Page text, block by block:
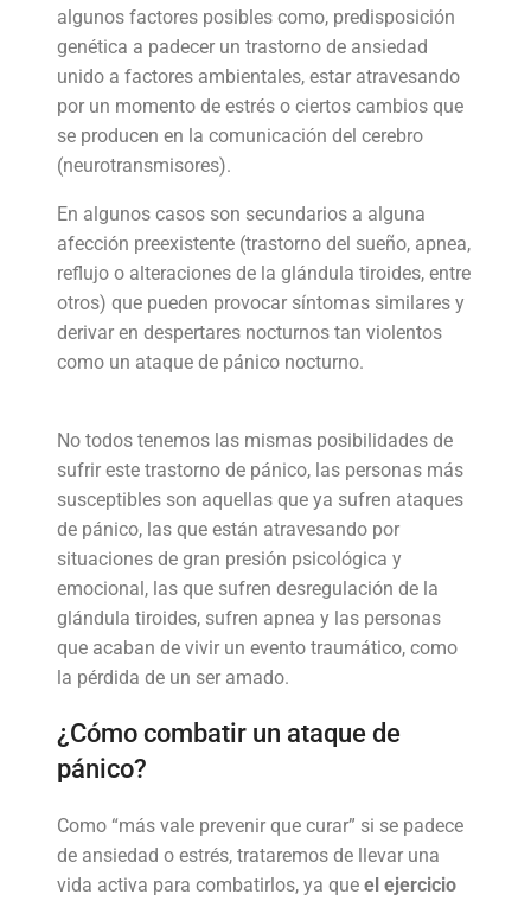
algunos factores posibles como, predisposición
genética a padecer un trastorno de ansiedad
unido a factores ambientales, estar atravesando
por un momento de estrés o ciertos cambios que
se producen en la comunicación del cerebro
(neurotransmisores).
En algunos casos son secundarios a alguna
afección preexistente (trastorno del sueño, apnea,
reflujo o alteraciones de la glándula tiroides, entre
otros) que pueden provocar síntomas similares y
derivar en despertares nocturnos tan violentos
como un ataque de pánico nocturno.
No todos tenemos las mismas posibilidades de
sufrir este trastorno de pánico, las personas más
susceptibles son aquellas que ya sufren ataques
de pánico, las que están atravesando por
situaciones de gran presión psicológica y
emocional, las que sufren desregulación de la
glándula tiroides, sufren apnea y las personas
que acaban de vivir un evento traumático, como
la pérdida de un ser amado.
¿Cómo combatir un ataque de
pánico?
Como “más vale prevenir que curar” si se padece
de ansiedad o estrés, trataremos de llevar una
vida activa para combatirlos, ya que el ejercicio